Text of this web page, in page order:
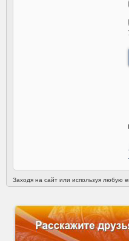
Заходя на сайт или используя любую